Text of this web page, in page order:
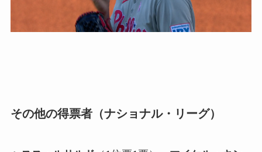
その他の得票者（ナショナル・リーグ）